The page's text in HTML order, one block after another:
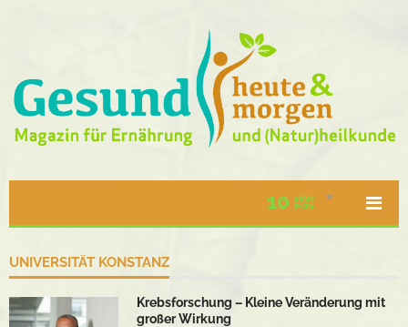
10 STAFF
PICKS
UNIVERSITÄT KONSTANZ
Krebsforschung – Kleine Veränderung mit
großer Wirkung